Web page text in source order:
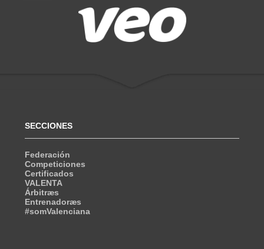
SECCIONES
Federación
Competiciones
Certificados
VALENTA
Árbitræs
Entrenadoræs
#somValenciana